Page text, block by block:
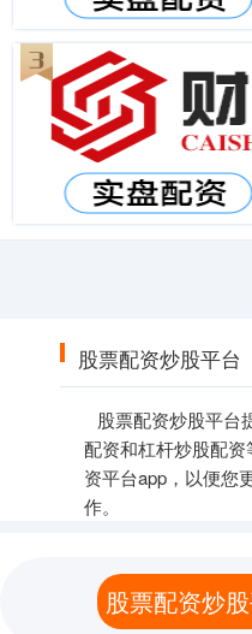
股票配资炒股平台
股票配资炒股平台
配资和杠杆炒股配
资平台app，以便您
作。
股票配资炒